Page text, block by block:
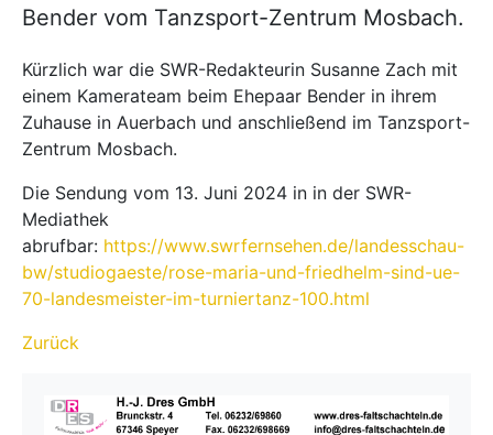
Bender vom Tanzsport-Zentrum Mosbach.
Kürzlich war die SWR-Redakteurin Susanne Zach mit
einem Kamerateam beim Ehepaar Bender in ihrem
Zuhause in Auerbach und anschließend im Tanzsport-
Zentrum Mosbach.
Die Sendung vom 13. Juni 2024 in in der SWR-
Mediathek
abrufbar: https://www.swrfernsehen.de/landesschau-
bw/studiogaeste/rose-maria-und-friedhelm-sind-ue-
70-landesmeister-im-turniertanz-100.html
Zurück